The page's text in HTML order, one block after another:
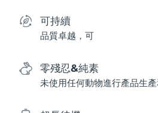
可持續
品質卓越，可
零殘忍&純素
未使用任何動物進行產品生